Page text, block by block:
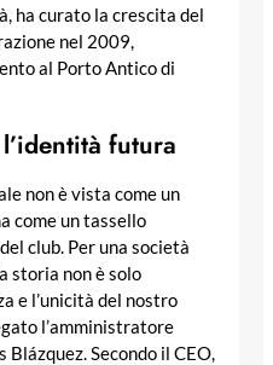
ha curato la crescita del
nel 2009,
al Porto Antico di
futura
non è vista come un
come un tassello
club. Per una società
storia non è solo
e l’unicità del nostro
l’amministratore
Blázquez. Secondo il CEO,